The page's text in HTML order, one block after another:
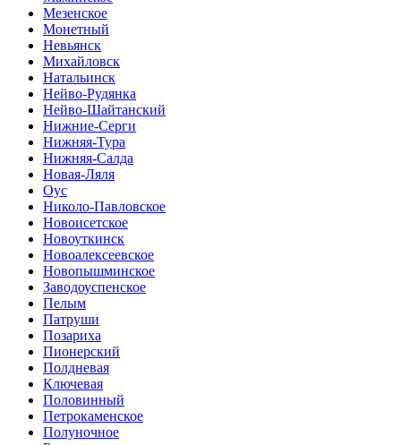
Мезенское
Монетный
Невьянск
Михайловск
Натальинск
Нейво-Рудянка
Нейво-Шайтанский
Нижние-Серги
Нижняя-Тура
Нижняя-Салда
Новая-Ляля
Оус
Николо-Павловское
Новоисетское
Новоуткинск
Новоалексеевское
Новопышминское
Заводоуспенское
Пелым
Патруши
Позариха
Пионерский
Полдневая
Ключевая
Половинный
Петрокаменское
Полуночное